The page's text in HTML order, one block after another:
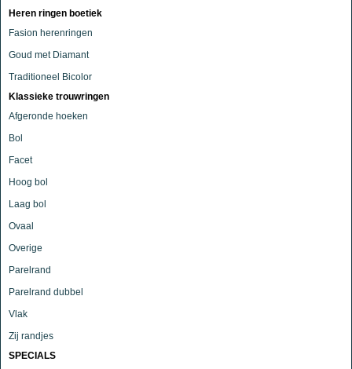
Heren ringen boetiek
Fasion herenringen
Goud met Diamant
Traditioneel Bicolor
Klassieke trouwringen
Afgeronde hoeken
Bol
Facet
Hoog bol
Laag bol
Ovaal
Overige
Parelrand
Parelrand dubbel
Vlak
Zij randjes
SPECIALS